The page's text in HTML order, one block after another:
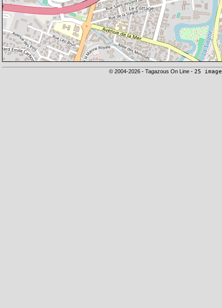
© 2004-2026 - Tagazous On Line - 25